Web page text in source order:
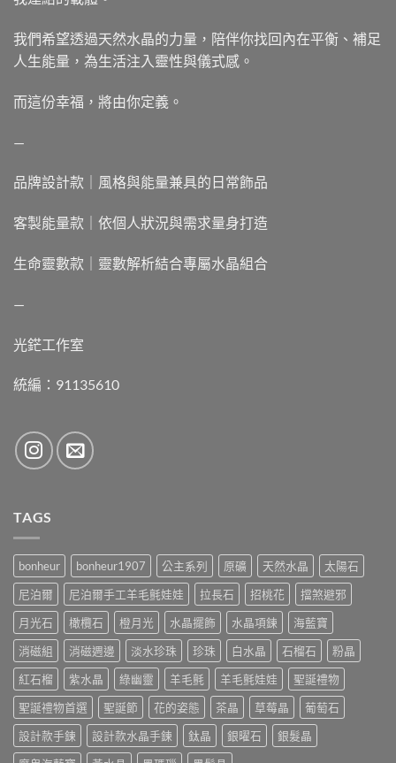
我們希望透過天然水晶的力量，陪伴你找回內在平衡、補足
人生能量，為生活注入靈性與儀式感。
而這份幸福，將由你定義。
—
品牌設計款｜風格與能量兼具的日常飾品
客製能量款｜依個人狀況與需求量身打造
生命靈數款｜靈數解析結合專屬水晶組合
—
光鋩工作室
統編：91135610
TAGS
bonheur bonheur1907 公主系列 原礦 天然水晶
太陽石
尼泊爾
尼泊爾手工羊毛氈娃娃 拉長石 招桃花
擋煞避邪
月光石
橄欖石 橙月光 水晶擺飾 水晶項鍊
海藍寶
消磁組
消磁週邊 淡水珍珠 珍珠 白水晶 石榴石
粉晶
紅石榴
紫水晶 綠幽靈 羊毛氈 羊毛氈娃娃
聖誕禮物
聖誕禮物首選
聖誕節 花的姿態 茶晶 草莓晶
葡萄石
設計款手鍊
設計款水晶手鍊 鈦晶 銀曜石
銀髮晶